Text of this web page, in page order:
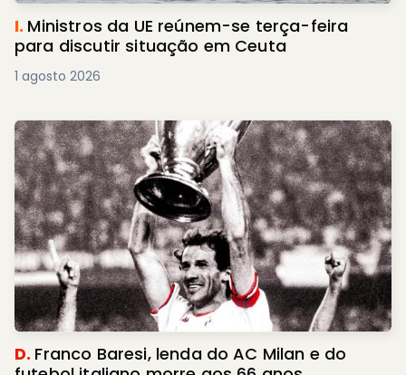
I. Ministros da UE reúnem-se terça-feira
para discutir situação em Ceuta
1 agosto 2026
D. Franco Baresi, lenda do AC Milan e do